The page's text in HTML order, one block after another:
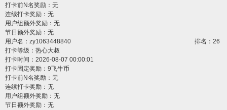
打卡前N名奖励：无
连续打卡奖励：无
用户组额外奖励：无
节日额外奖励：无
用户名： zy1063448840
排名：26
打卡等级：热心大叔
打卡时间：2026-08-07 00:00:01
打卡固定奖励：9飞牛币
打卡前N名奖励：无
连续打卡奖励：无
用户组额外奖励：无
节日额外奖励：无